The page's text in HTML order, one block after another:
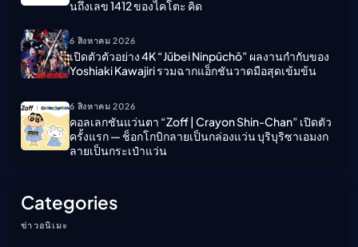
นถึงเลข 1412 ของไคโตะ คิด
6 สิงหาคม 2026
เปิดตัวตัวอย่าง 4K “Jūbei Ninpūchō” ผลงานกำกับของ
Yoshiaki Kawajiri รวมฉากแอ็กชันวาดมือสุดเข้มข้น
6 สิงหาคม 2026
คอลเลกชันแว่นตา “Zoff | Crayon Shin-Chan” เปิดตัว
ครั้งแรก — ช็อกโกบิกลายเป็นกล่องแว่น บุริบุริซาเอมงก
ลายเป็นกระเป๋าแว่น
Categories
ข่าวอนิเมะ